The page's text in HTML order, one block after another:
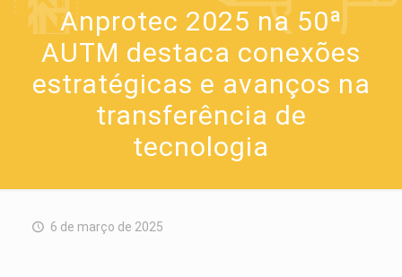
Anprotec 2025 na 50ª
AUTM destaca conexões
estratégicas e avanços na
transferência de
tecnologia
6 de março de 2025